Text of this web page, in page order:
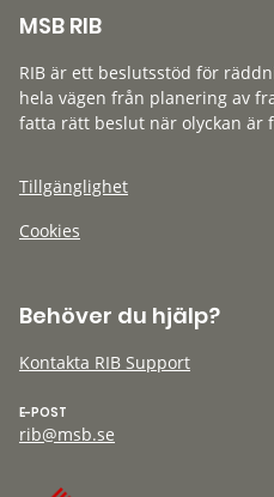
MSB RIB
RIB är ett beslutsstöd för
hela vägen från planering av
fatta rätt beslut när olyckan är
Tillgänglighet
Cookies
Behöver du hjälp?
Kontakta RIB Support
E-POST
rib@msb.se